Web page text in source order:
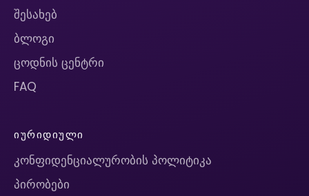
შესახებ
ბლოგი
ცოდნის ცენტრი
FAQ
ᲘᲣᲠᲘᲓᲘᲣᲚᲘ
კონფიდენციალურობის პოლიტიკა
პირობები